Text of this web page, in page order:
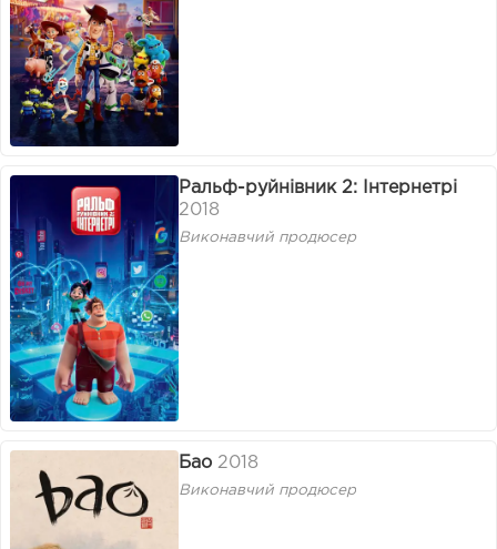
Ральф-руйнівник 2: Інтернетрі
2018
Виконавчий продюсер
Бао 2018
Виконавчий продюсер